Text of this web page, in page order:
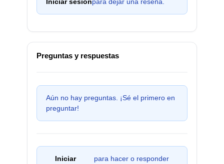
Preguntas y respuestas
Aún no hay preguntas. ¡Sé el primero en
preguntar!
Iniciar
para hacer o responder